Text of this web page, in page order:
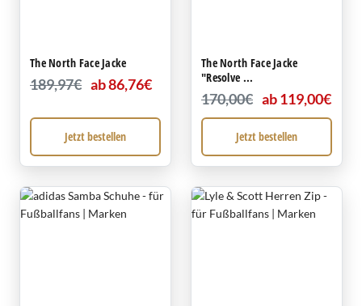
The North Face Jacke
189,97€ ab 86,76€
Jetzt bestellen
The North Face Jacke
"Resolve ...
170,00€ ab 119,00€
Jetzt bestellen